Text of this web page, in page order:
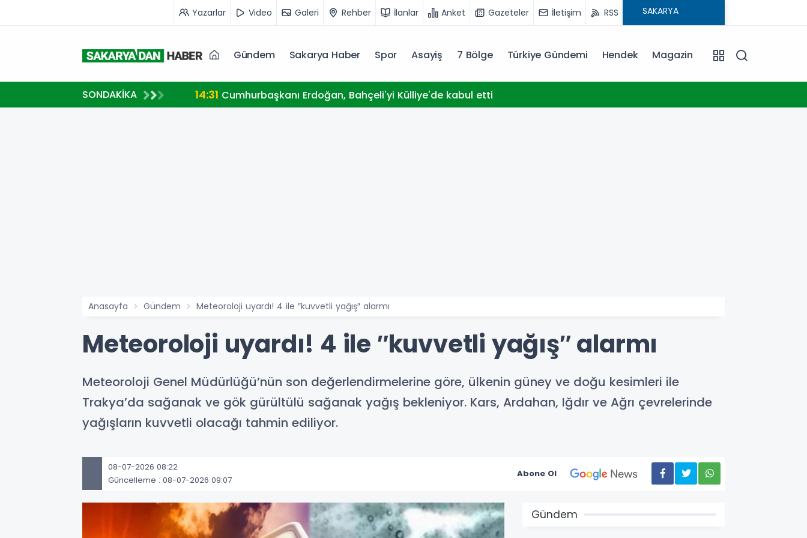
Yazarlar Video Galeri Rehber İlanlar Anket Gazeteler İletişim RSS
Gündem Sakarya Haber Spor Asayiş 7 Bölge Türkiye Gündemi Hendek Magazin
SONDAKİKA 14:31 Cumhurbaşkanı Erdoğan, Bahçeli'yi Külliye'de kabul etti
Anasayfa Gündem Meteoroloji uyardı! 4 ile ″kuvvetli yağış″ alarmı
Meteoroloji uyardı! 4 ile ″kuvvetli yağış″ alarmı
Meteoroloji Genel Müdürlüğü’nün son değerlendirmelerine göre, ülkenin güney ve doğu kesimleri ile
Trakya’da sağanak ve gök gürültülü sağanak yağış bekleniyor. Kars, Ardahan, Iğdır ve Ağrı çevrelerinde
yağışların kuvvetli olacağı tahmin ediliyor.
08-07-2026 08:22
Güncelleme : 08-07-2026 09:07
Abone Ol
Gündem